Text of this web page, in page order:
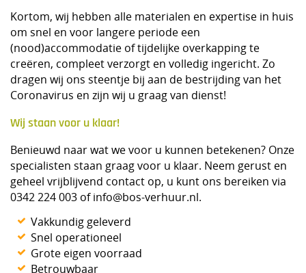
Kortom, wij hebben alle materialen en expertise in huis
om snel en voor langere periode een
(nood)accommodatie of tijdelijke overkapping te
creëren, compleet verzorgt en volledig ingericht. Zo
dragen wij ons steentje bij aan de bestrijding van het
Coronavirus en zijn wij u graag van dienst!
Wij staan voor u klaar!
Benieuwd naar wat we voor u kunnen betekenen? Onze
specialisten staan graag voor u klaar. Neem gerust en
geheel vrijblijvend contact op, u kunt ons bereiken via
0342 224 003 of info@bos-verhuur.nl.
Vakkundig geleverd
Snel operationeel
Grote eigen voorraad
Betrouwbaar